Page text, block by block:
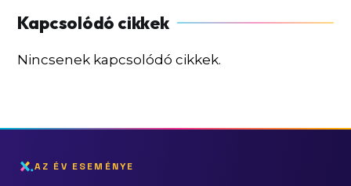
Nincsenek kapcsolódó cikkek.
AZ ÉV ESEMÉNYE